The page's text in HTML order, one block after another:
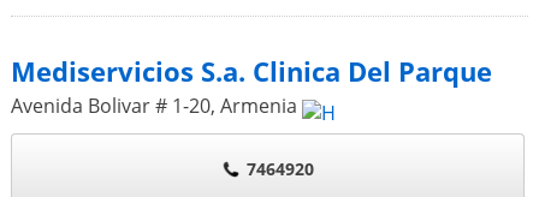
Mediservicios S.a. Clinica Del Parque
Avenida Bolivar # 1-20, Armenia
7464920